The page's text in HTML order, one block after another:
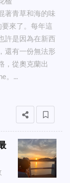
著青草和海的味
來了。每年這
許是因為在新西
還有一份無法形
，從奧克蘭出
。...